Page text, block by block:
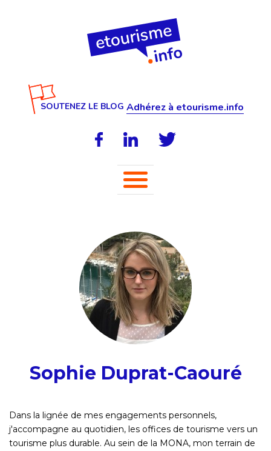
SOUTENEZ LE BLOG Adhérez à etourisme.info
Sophie Duprat-Caouré
Dans la lignée de mes engagements personnels,
j'accompagne au quotidien, les offices de tourisme vers un
tourisme plus durable. Au sein de la MONA, mon terrain de